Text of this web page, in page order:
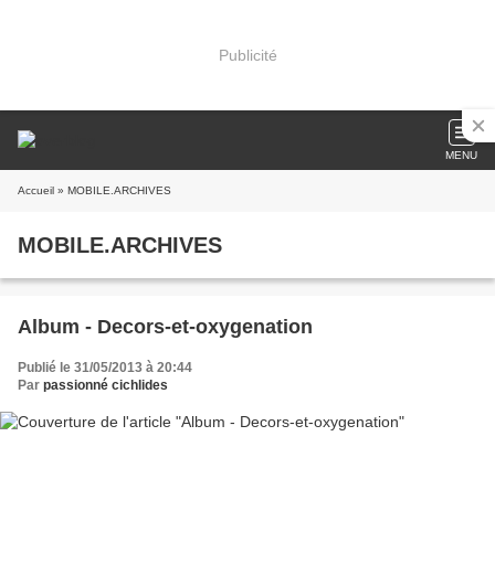
Publicité
MENU
Accueil » MOBILE.ARCHIVES
MOBILE.ARCHIVES
Album - Decors-et-oxygenation
Publié le 31/05/2013 à 20:44
Par passionné cichlides